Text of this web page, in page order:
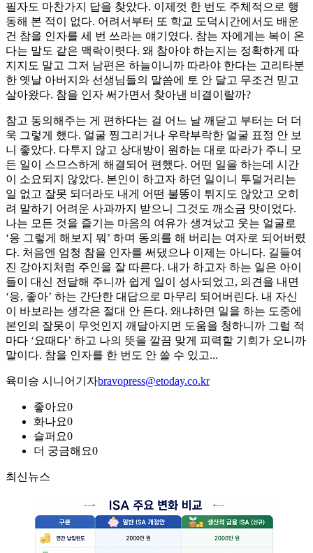
필자도 마찬가지 답을 찾았다. 이제껏 한 번도 주체적으로 행
동해 본 적이 없다. 어려서부터 또 학교 도덕시간에서도 배운
건 참을 인자를 세 번 쓰라는 얘기였다. 참는 자에게는 복이 온
다는 말도 같은 맥락이렷다. 왜 참아야 하는지는 정확하게 따
지지도 말고 그저 남편은 하늘이니까 따라야 한다는 고리타분
한 옛날 아버지와 선생님들의 말씀에 토 안 달고 무조건 믿고
살아왔다. 참을 인자 써가면서 찾아낸 비결이랄까?
참고 동의해주는 게 편하다는 걸 어느 날 깨닫고 부터는 더 더
욱 그렇게 했다. 얼굴 찡그리거나 우락부락한 얼굴 표정 안 보
니 좋았다. 다투지 않고 상대방이 원하는 대로 따라가 주니 모
든 일이 스므스하게 해결되어 편했다. 어떤 일을 하는데 시간
이 소요되지 않았다. 본인이 하고자 하던 일이니 투덜거리는
일 없고 잘못 되더라도 내게 어떤 불똥이 튀지도 않았고 오히
려 말하기 어려운 사과까지 받으니 그것도 깨소금 맛이었다.
나는 모든 것을 즐기는 마음의 여유가 생겨났고 웃는 얼굴로
‘응 그렇게 해보지 뭐’ 하며 동의를 해 버리는 여자로 되어버렸
다. 처음엔 엄청 참을 인자를 써댔으나 이제는 아니다. 길들여
진 강아지처럼 주인을 잘 따른다. 내가 하고자 하는 일은 아이
들이 대신 전달해 주니까 쉽게 일이 성사되었고, 의견을 내면
‘응, 좋아’ 하는 간단한 대답으로 마무리 되어버린다. 내 자신
이 바보라는 생각은 절대 안 든다. 왜냐하면 일을 하는 도중에
본인의 잘못이 무엇인지 깨달아지면 도움을 청하니까 그럴 적
마다 ‘요때다’ 하고 나의 뜻을 깔끔 맞게 피력할 기회가 오니까
말이다. 참을 인자를 한 번도 안 쓸 수 있고...
육미승 시니어기자bravopress@etoday.co.kr
좋아요0
화나요0
슬퍼요0
더 궁금해요0
최신뉴스